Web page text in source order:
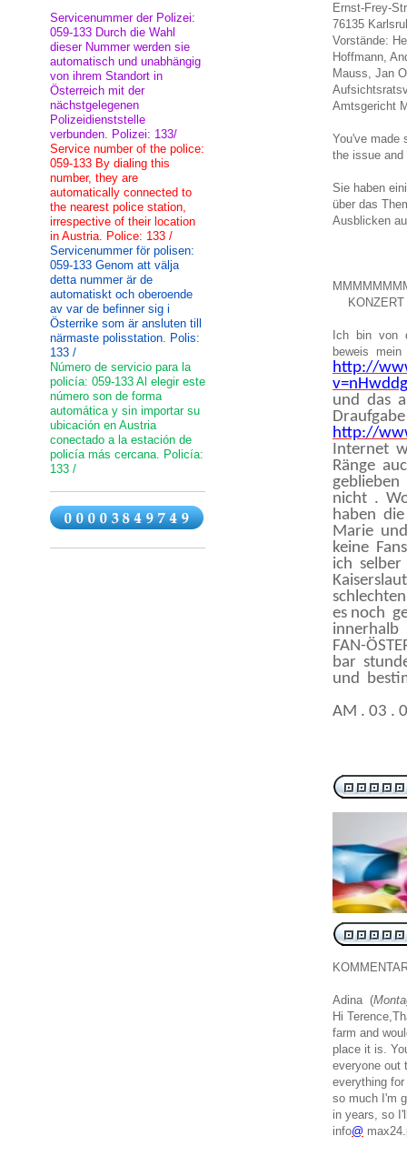
Ernst-Frey-
76135
Vorstände:
Hoffmann,
Mauss, Jan
Amtsgericht
You've made
the issue
Sie haben
über das
Ausblicken
Ich bin von
beweis
http://
und das
http://
Internet
Ränge
nicht .
haben
Marie
keine
ich
es noch
innerhalb
FAN-
bar
und
AM . 03 .
Adina (
Hi
farm and
place it is.
everyone out
everything
so much I'm
in years, so
info@
Servicenummer der Polizei:
059-133 Durch die Wahl
dieser Nummer werden sie
automatisch und unabhängig
von ihrem Standort in
Österreich mit der
nächstgelegenen
Polizeidienststelle
verbunden. Polizei: 133/
Service number of the police:
059-133 By dialing this
number, they are
automatically connected to
the nearest police station,
irrespective of their location
in Austria. Police: 133 /
Servicenummer för polisen:
059-133 Genom att välja
detta nummer är de
automatiskt och oberoende
av var de befinner sig i
Österrike som är ansluten till
närmaste polisstation. Polis:
133 /
Número de servicio para la
policía: 059-133 Al elegir este
número son de forma
automática y sin importar su
ubicación en Austria
conectado a la estación de
policía más cercana. Policía:
133 /